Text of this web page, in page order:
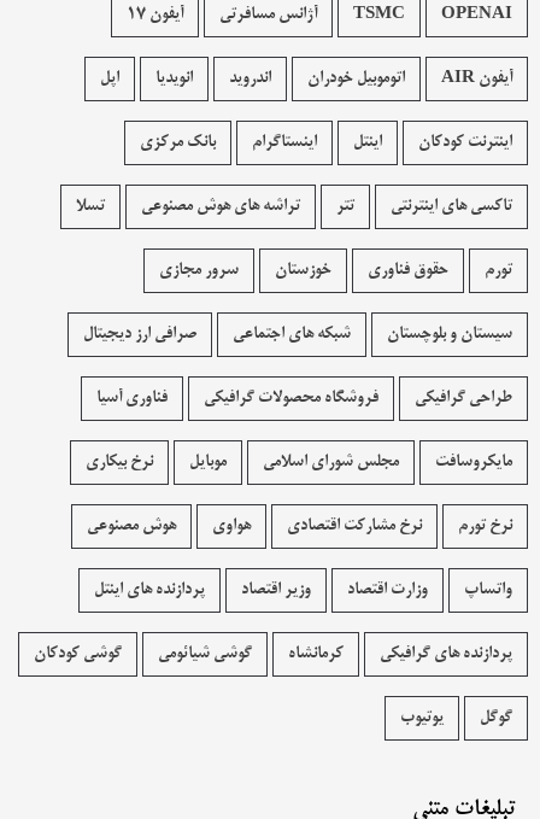
OPENAI
TSMC آژانس مسافرتی آیفون 17
آیفون AIR اتوموبیل خودران اندروید انویدیا اپل
اینترنت کودکان اینتل اینستاگرام بانک مرکزی
تاکسی های اینترنتی تتر تراشه های هوش مصنوعی تسلا
تورم حقوق فناوری خوزستان سرور مجازی
سیستان و بلوچستان شبکه های اجتماعی صرافی ارز دیجیتال
طراحی گرافیکی فروشگاه محصولات گرافيکی فناوری آسیا
مایکروسافت مجلس شورای اسلامی موبایل نرخ بیکاری
نرخ تورم نرخ مشارکت اقتصادی هواوی هوش مصنوعی
واتساپ وزارت اقتصاد وزیر اقتصاد پردازنده های اینتل
پردازنده های گرافیکی کرمانشاه گوشی شیائومی گوشی کودکان
گوگل یوتیوب
تبلیغات متنی